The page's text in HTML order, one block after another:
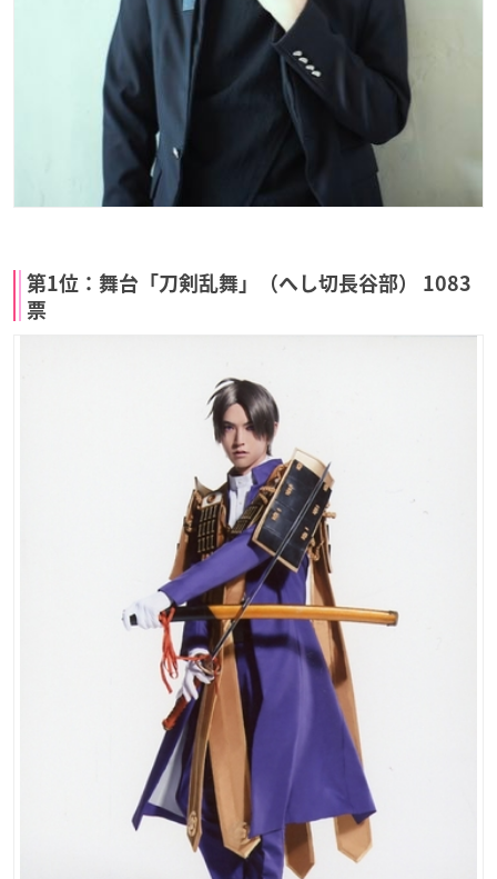
第1位：舞台「刀剣乱舞」（へし切長谷部） 1083
票